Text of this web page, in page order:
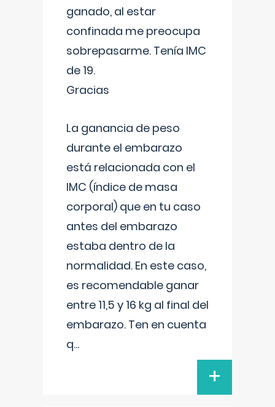
ganado, al estar
confinada me preocupa
sobrepasarme. Tenía IMC
de 19.
Gracias
La ganancia de peso
durante el embarazo
está relacionada con el
IMC (índice de masa
corporal) que en tu caso
antes del embarazo
estaba dentro de la
normalidad. En este caso,
es recomendable ganar
entre 11,5 y 16 kg al final del
embarazo. Ten en cuenta
q...
+